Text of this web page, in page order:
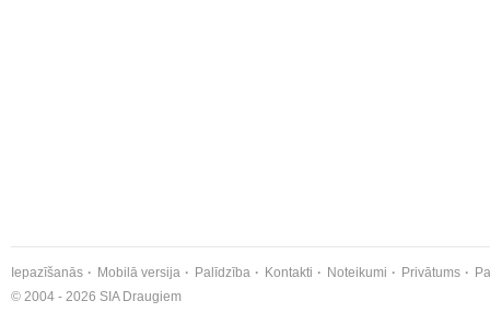
Iepazīšanās Mobilā versija Palīdzība Kontakti Noteikumi Privātums
© 2004 - 2026 SIA Draugiem